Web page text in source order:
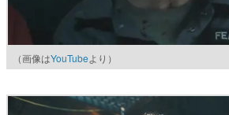
（画像はYouTubeより）